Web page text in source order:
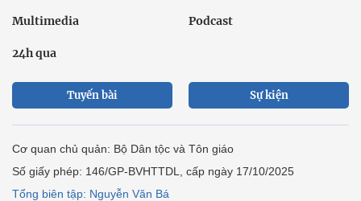
Multimedia Podcast
24h qua
Tuyến bài Sự kiện
Cơ quan chủ quản: Bộ Dân tộc và Tôn giáo
Số giấy phép: 146/GP-BVHTTDL, cấp ngày 17/10/2025
Tổng biên tập: Nguyễn Văn Bá